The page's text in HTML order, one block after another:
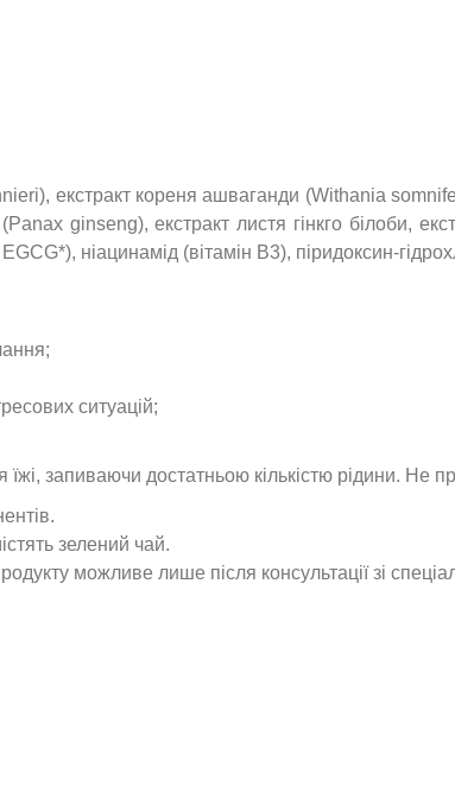
екстракт кореня ашваганди (Withania
ginseng), екстракт листя гінкго білоби,
ніацинамід (вітамін B3), піридоксин-
ситуацій;
їжі, запиваючи достатньою кількістю рідини. Не
зелений чай.
можливе лише після консультації зі